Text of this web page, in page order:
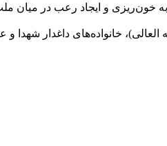
و ایجاد رعب در میان
خانواده‌های داغدار